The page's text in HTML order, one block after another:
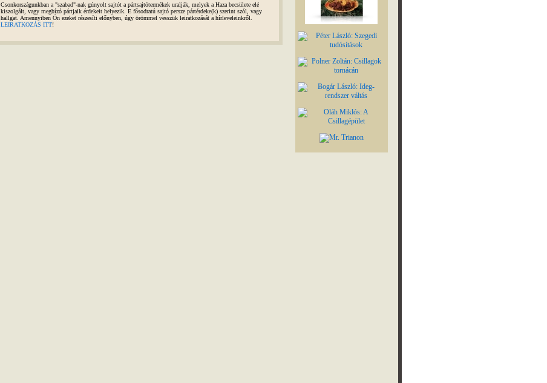
Csonkországunkban a "szabad"-nak gúnyolt sajtót a pártsajtótermékek uralják, melyek a Haza becsülete elé
kiszolgált, vagy megbízó pártjaik érdekeit helyezik. E fősodratú sajtó persze pártérdeke(k) szerint szól, vagy
hallgat. Amennyiben Ön ezeket részesíti előnyben, úgy örömmel vesszük leiratkozását a hírleveleinkről.
LEIRATKOZÁS ITT!